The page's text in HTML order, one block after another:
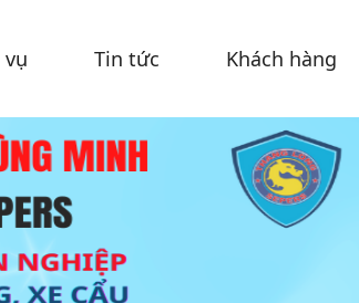
vụ Tin tức Khách hàng